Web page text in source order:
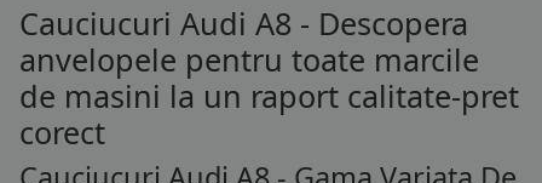
Cauciucuri Audi A8 - Descopera
anvelopele pentru toate marcile
de masini la un raport calitate-pret
corect